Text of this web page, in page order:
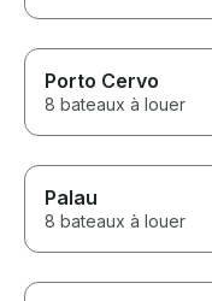
Porto Cervo
8 bateaux à louer
Palau
8 bateaux à louer